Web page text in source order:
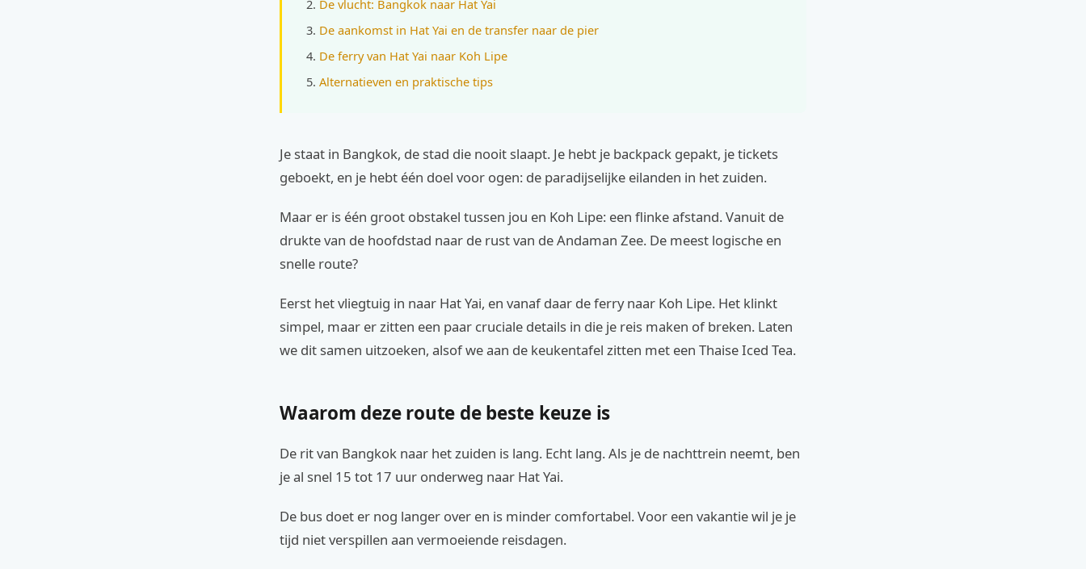
De vlucht: Bangkok naar Hat Yai
De aankomst in Hat Yai en de transfer naar de pier
De ferry van Hat Yai naar Koh Lipe
Alternatieven en praktische tips
Je staat in Bangkok, de stad die nooit slaapt. Je hebt je backpack gepakt, je tickets
geboekt, en je hebt één doel voor ogen: de paradijselijke eilanden in het zuiden.
Maar er is één groot obstakel tussen jou en Koh Lipe: een flinke afstand. Vanuit de
drukte van de hoofdstad naar de rust van de Andaman Zee. De meest logische en
snelle route?
Eerst het vliegtuig in naar Hat Yai, en vanaf daar de ferry naar Koh Lipe. Het klinkt
simpel, maar er zitten een paar cruciale details in die je reis maken of breken. Laten
we dit samen uitzoeken, alsof we aan de keukentafel zitten met een Thaise Iced Tea.
Waarom deze route de beste keuze is
De rit van Bangkok naar het zuiden is lang. Echt lang. Als je de nachttrein neemt, ben
je al snel 15 tot 17 uur onderweg naar Hat Yai.
De bus doet er nog langer over en is minder comfortabel. Voor een vakantie wil je je
tijd niet verspillen aan vermoeiende reisdagen.